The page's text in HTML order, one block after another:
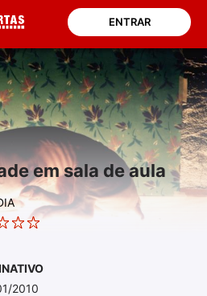
ENTRAR
em sala de aula
2010